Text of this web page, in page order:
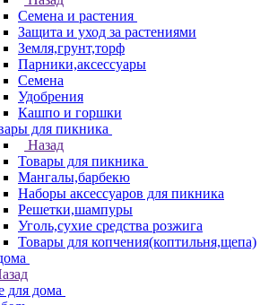
Семена и растения
Защита и уход за растениями
Земля,грунт,торф
Парники,аксессуары
Семена
Удобрения
Кашпо и горшки
для пикника
Назад
Товары для пикника
Мангалы,барбекю
Наборы аксессуаров для пикника
Решетки,шампуры
Уголь,сухие средства розжига
Товары для копчения(коптильня,щепа)
для дома